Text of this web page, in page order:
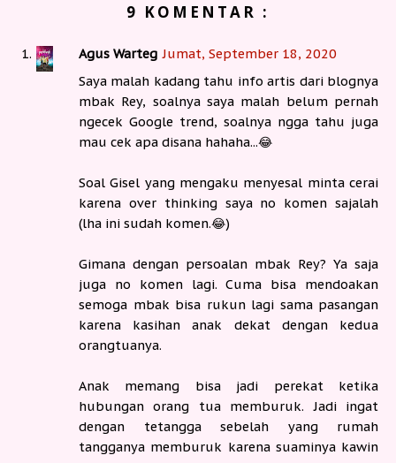
9 KOMENTAR :
Agus Warteg Jumat, September 18, 2020
Saya malah kadang tahu info artis dari blognya
mbak Rey, soalnya saya malah belum pernah
ngecek Google trend, soalnya ngga tahu juga
mau cek apa disana hahaha...😂
Soal Gisel yang mengaku menyesal minta cerai
karena over thinking saya no komen sajalah
(lha ini sudah komen.😂)
Gimana dengan persoalan mbak Rey? Ya saja
juga no komen lagi. Cuma bisa mendoakan
semoga mbak bisa rukun lagi sama pasangan
karena kasihan anak dekat dengan kedua
orangtuanya.
Anak memang bisa jadi perekat ketika
hubungan orang tua memburuk. Jadi ingat
dengan tetangga sebelah yang rumah
tangganya memburuk karena suaminya kawin